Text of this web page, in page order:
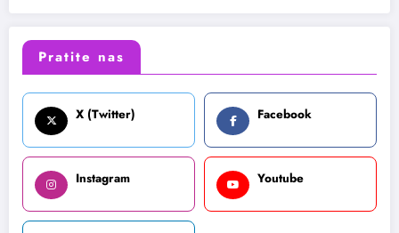
Pratite nas
X (Twitter) Facebook
Instagram Youtube